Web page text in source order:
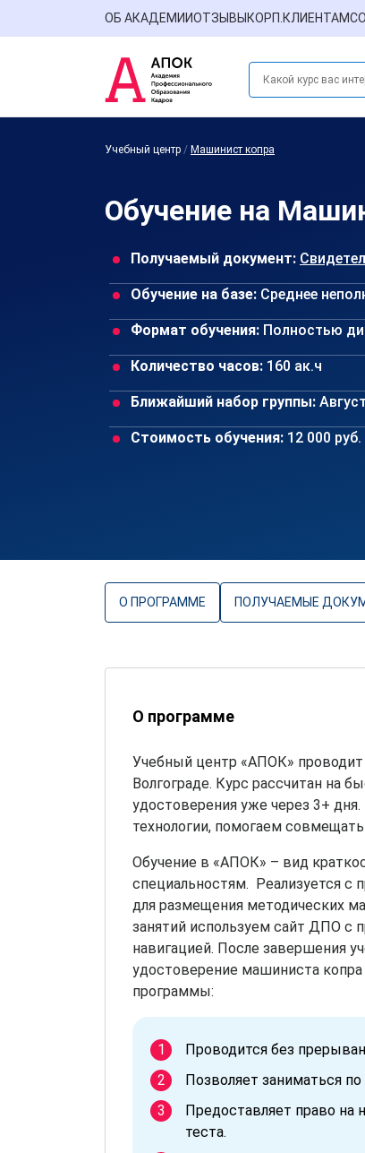
ОБ АКАДЕМИИОТЗЫВЫ КОРП.КЛИЕНТАМ
Учебный центр / Машинист копра
Обучение на
Получаемый документ:
Обучение на базе: Среднее
Формат обучения: Полностью
Количество часов: 160 ак.ч
Ближайший набор группы:
Стоимость обучения: 12 000 руб.
О ПРОГРАММЕ ПОЛУЧАЕМЫЕ
О программе
Учебный центр «АПОК»
Волгограде. Курс рассчитан на
удостоверения уже через 3+
технологии, помогаем
Обучение в «АПОК» – вид
специальностям. Реализуется с
для размещения методических
занятий используем сайт ДПО с
навигацией. После завершения
удостоверение машиниста
программы:
Проводится без
Позволяет заниматься
Предоставляет право на
теста.